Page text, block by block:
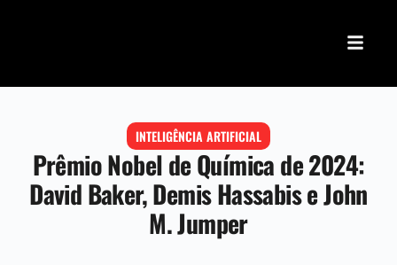
INTELIGÊNCIA ARTIFICIAL
Prêmio Nobel de Química de 2024:
David Baker, Demis Hassabis e John
M. Jumper